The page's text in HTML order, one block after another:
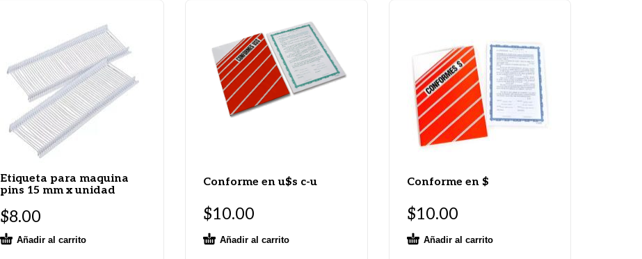
Etiqueta para maquina
pins 15 mm x unidad
$8.00
Añadir al carrito
Conforme en u$s c-u
$10.00
Añadir al carrito
Conforme en $
$10.00
Añadir al carrito